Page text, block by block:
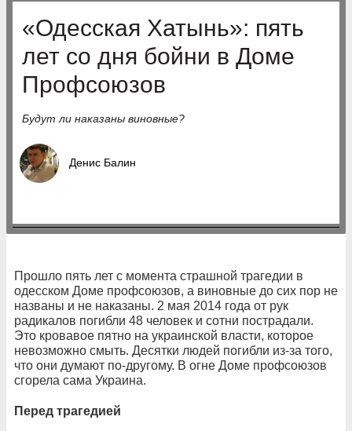
«Одесская Хатынь»: пять
лет со дня бойни в Доме
Профсоюзов
Будут ли наказаны виновные?
Денис Балин
Прошло пять лет с момента страшной трагедии в
одесском Доме профсоюзов, а виновные до сих пор не
названы и не наказаны. 2 мая 2014 года от рук
радикалов погибли 48 человек и сотни пострадали.
Это кровавое пятно на украинской власти, которое
невозможно смыть. Десятки людей погибли из-за того,
что они думают по-другому. В огне Доме профсоюзов
сгорела сама Украина.
Перед трагедией